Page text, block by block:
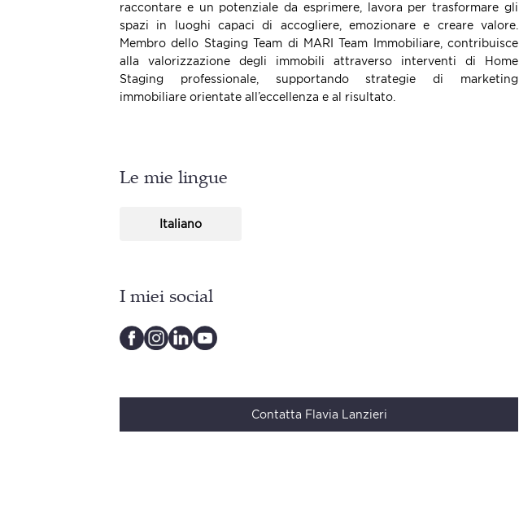
raccontare e un potenziale da esprimere, lavora per trasformare gli
spazi in luoghi capaci di accogliere, emozionare e creare valore.
Membro dello Staging Team di MARI Team Immobiliare, contribuisce
alla valorizzazione degli immobili attraverso interventi di Home
Staging professionale, supportando strategie di marketing
immobiliare orientate all’eccellenza e al risultato.
Le mie lingue
Italiano
I miei social
Contatta Flavia Lanzieri